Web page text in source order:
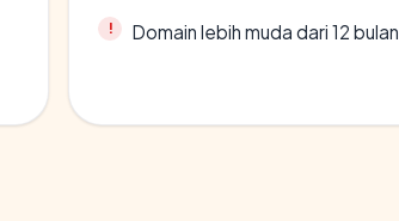
Domain lebih muda dari 12 bulan